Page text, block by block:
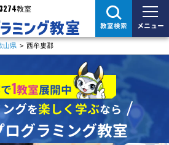
3274教室
教室検索 メニュー
山県 > 西牟婁郡
1教室展開中
グを楽しく学ぶなら
ログラミング教室